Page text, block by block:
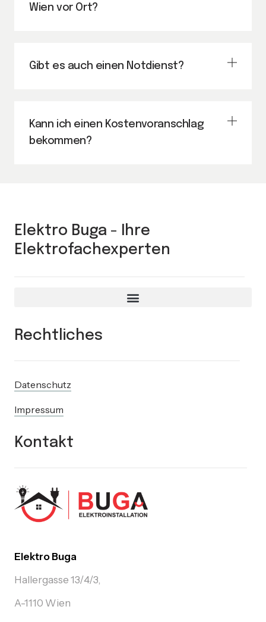
Wien vor Ort?
Gibt es auch einen Notdienst?
Kann ich einen Kostenvoranschlag
bekommen?
Elektro Buga - Ihre
Elektrofachexperten
Rechtliches
Datenschutz
Impressum
Kontakt
Elektro Buga
Hallergasse 13/4/3,
A-1110 Wien